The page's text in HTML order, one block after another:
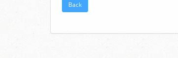
Back